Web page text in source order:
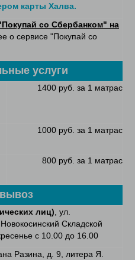
карты Халва.
со Сбербанком" на
о сервисе "Покупай со
услуги
1400 руб. за 1 матрас
1000 руб. за 1 матрас
800 руб. за 1 матрас
лиц) , ул.
Складской
с 10.00 до 16.00
Разина, д. 9, литера Я.